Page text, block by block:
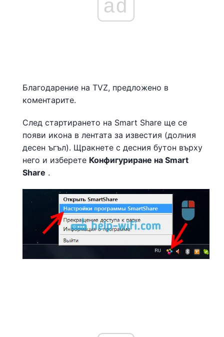
ad
Благодарение на TVZ, предложено в
коментарите.
След стартирането на Smart Share ще се
появи икона в лентата за известия (долния
десен ъгъл). Щракнете с десния бутон върху
него и изберете Конфигуриране на Smart
Share .